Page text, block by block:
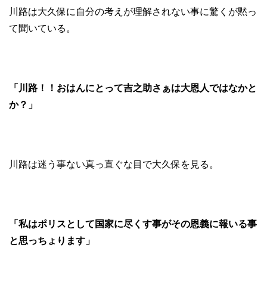
川路は大久保に自分の考えが理解されない事に驚くが黙っ
て聞いている。
「川路！！おはんにとって吉之助さぁは大恩人ではなかと
か？」
川路は迷う事ない真っ直ぐな目で大久保を見る。
「私はポリスとして国家に尽くす事がその恩義に報いる事
と思っちょります」